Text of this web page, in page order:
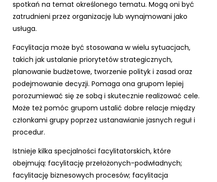
spotkań na temat określonego tematu. Mogą oni być
zatrudnieni przez organizację lub wynajmowani jako
usługa.
Facylitacja może być stosowana w wielu sytuacjach,
takich jak ustalanie priorytetów strategicznych,
planowanie budżetowe, tworzenie polityk i zasad oraz
podejmowanie decyzji. Pomaga ona grupom lepiej
porozumiewać się ze sobą i skutecznie realizować cele.
Może też pomóc grupom ustalić dobre relacje między
członkami grupy poprzez ustanawianie jasnych reguł i
procedur.
Istnieje kilka specjalności facylitatorskich, które
obejmują: facylitację przełożonych-podwładnych;
facylitację biznesowych procesów; facylitacja